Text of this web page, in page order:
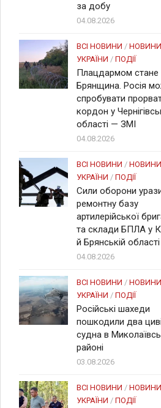
за добу
04.08.2026
ВСІ НОВИНИ / НОВИНИ
УКРАЇНИ / ПОДІЇ
Плацдармом стане
Брянщина. Росія
спробувати
кордон у
області — ЗМІ
04.08.2026
ВСІ НОВИНИ / НОВИНИ
УКРАЇНИ / ПОДІЇ
Сили оборони
ремонтну базу
артилерійської
та склади БПЛА у
й Брянській області
04.08.2026
ВСІ НОВИНИ / НОВИНИ
УКРАЇНИ / ПОДІЇ
Російські шахеди
пошкодили два
судна в
районі
03.08.2026
ВСІ НОВИНИ / НОВИНИ
УКРАЇНИ / ПОДІЇ